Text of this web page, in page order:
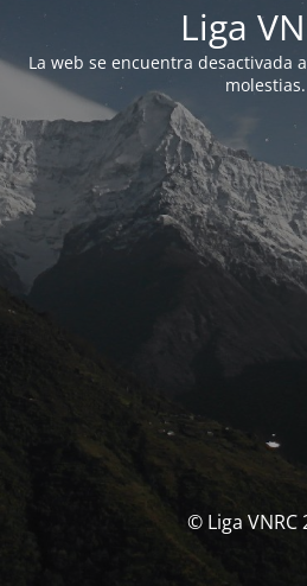
Liga
La web se encuentra desactivada
molestias.
© Liga VNRC